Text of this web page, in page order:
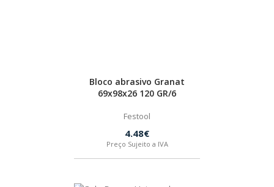
Bloco abrasivo Granat
69x98x26 120 GR/6
Festool
4.48€
Preço Sujeito a IVA